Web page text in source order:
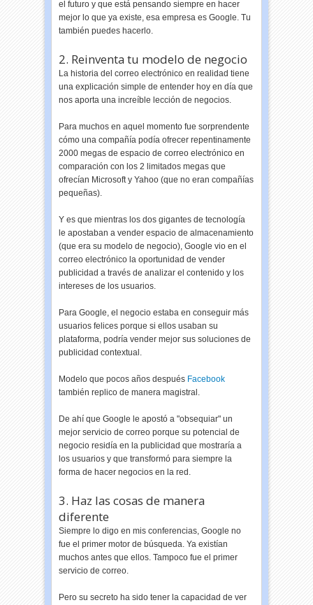
el futuro y que está pensando siempre en hacer
mejor lo que ya existe, esa empresa es Google. Tu
también puedes hacerlo.
2. Reinventa tu modelo de negocio
La historia del correo electrónico en realidad tiene
una explicación simple de entender hoy en día que
nos aporta una increíble lección de negocios.
Para muchos en aquel momento fue sorprendente
cómo una compañía podía ofrecer repentinamente
2000 megas de espacio de correo electrónico en
comparación con los 2 limitados megas que
ofrecían Microsoft y Yahoo (que no eran compañías
pequeñas).
Y es que mientras los dos gigantes de tecnología
le apostaban a vender espacio de almacenamiento
(que era su modelo de negocio), Google vio en el
correo electrónico la oportunidad de vender
publicidad a través de analizar el contenido y los
intereses de los usuarios.
Para Google, el negocio estaba en conseguir más
usuarios felices porque si ellos usaban su
plataforma, podría vender mejor sus soluciones de
publicidad contextual.
Modelo que pocos años después Facebook
también replico de manera magistral.
De ahí que Google le apostó a "obsequiar" un
mejor servicio de correo porque su potencial de
negocio residía en la publicidad que mostraría a
los usuarios y que transformó para siempre la
forma de hacer negocios en la red.
3. Haz las cosas de manera
diferente
Siempre lo digo en mis conferencias, Google no
fue el primer motor de búsqueda. Ya existían
muchos antes que ellos. Tampoco fue el primer
servicio de correo.
Pero su secreto ha sido tener la capacidad de ver